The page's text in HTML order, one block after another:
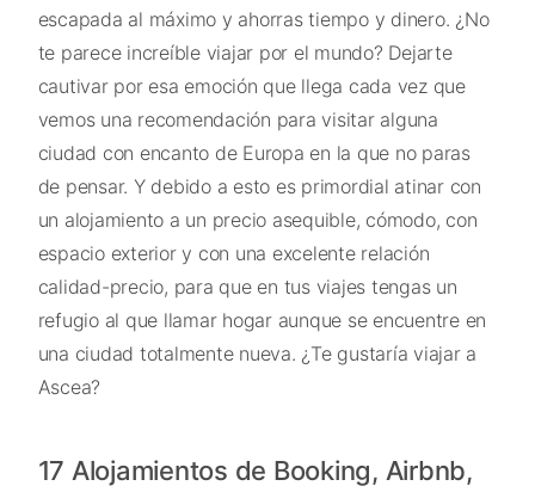
escapada al máximo y ahorras tiempo y dinero. ¿No
te parece increíble viajar por el mundo? Dejarte
cautivar por esa emoción que llega cada vez que
vemos una recomendación para visitar alguna
ciudad con encanto de Europa en la que no paras
de pensar. Y debido a esto es primordial atinar con
un alojamiento a un precio asequible, cómodo, con
espacio exterior y con una excelente relación
calidad-precio, para que en tus viajes tengas un
refugio al que llamar hogar aunque se encuentre en
una ciudad totalmente nueva. ¿Te gustaría viajar a
Ascea?
17 Alojamientos de Booking, Airbnb,